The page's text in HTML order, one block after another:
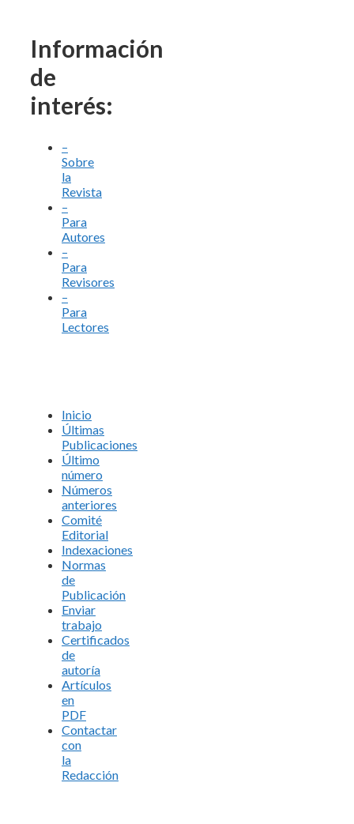
Información
de
interés:
–
Sobre
la
Revista
–
Para
Autores
–
Para
Revisores
–
Para
Lectores
Inicio
Últimas
Publicaciones
Último
número
Números
anteriores
Comité
Editorial
Indexaciones
Normas
de
Publicación
Enviar
trabajo
Certificados
de
autoría
Artículos
en
PDF
Contactar
con
la
Redacción